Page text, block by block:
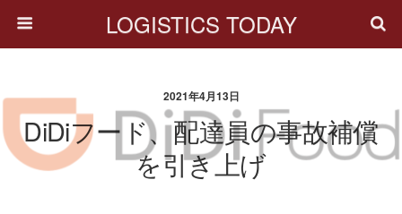
LOGISTICS TODAY
2021年4月13日
DiDiフード、配達員の事故補償
を引き上げ